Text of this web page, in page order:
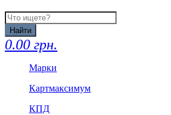
Найти
0.00 грн.
Марки
Картмаксимум
КПД